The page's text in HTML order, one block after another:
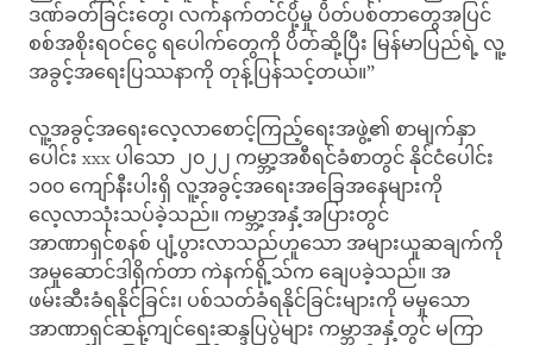
ဒဏ်ခတ်ခြင်းတွေ၊ လက်နက်တင်ပို့မှု ပိတ်ပစ်တာတွေအပြင်
စစ်အစိုးရဝင်ငွေ ရပေါက်တွေကို ပိတ်ဆို့ပြီး မြန်မာပြည်ရဲ့ လူ့
အခွင့်အရေးပြဿနာကို တုန့်ပြန်သင့်တယ်။”
လူ့အခွင့်အရေးလေ့လာစောင့်ကြည့်ရေးအဖွဲ့၏ စာမျက်နှာ
ပေါင်း xxx ပါသော ၂၀၂၂ ကမ္ဘာ့အစီရင်ခံစာတွင် နိုင်ငံပေါင်း
၁၀၀ ကျော်နီးပါးရှိ လူ့အခွင့်အရေးအခြေအနေများကို
လေ့လာသုံးသပ်ခဲ့သည်။ ကမ္ဘာ့အနှံ့အပြားတွင်
အာဏာရှင်စနစ် ပျံ့ပွားလာသည်ဟူသော အများယူဆချက်ကို
အမှုဆောင်ဒါရိုက်တာ ကဲနက်ရို့သ်က ချေပခဲ့သည်။ အ
ဖမ်းဆီးခံရနိုင်ခြင်း၊ ပစ်သတ်ခံရနိုင်ခြင်းများကို မမှုသော
အာဏာရှင်ဆန့်ကျင်ရေးဆန္ဒပြပွဲများ ကမ္ဘာအနှံ့တွင် မကြာ